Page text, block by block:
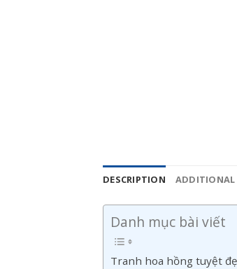
DESCRIPTION
Danh mục bài viết
Tranh hoa hồng tuyệt